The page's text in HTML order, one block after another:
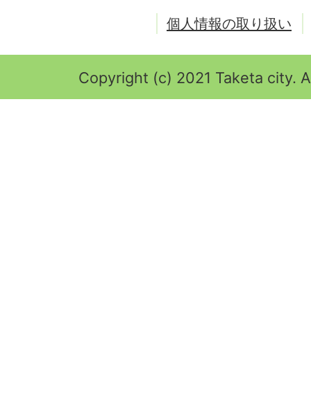
個人情報の取り扱い
Copyright (c) 2021 Taketa city.